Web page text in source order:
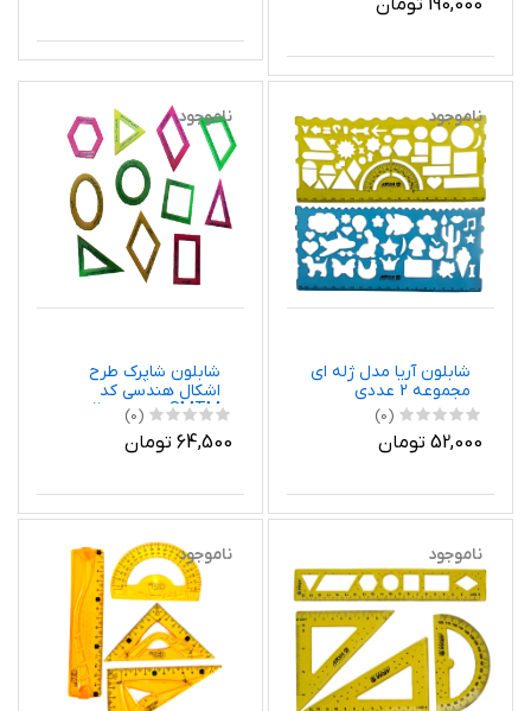
ناموجود
شابلون آریا مدل ژله ای
مجموعه 2 عددی
(0)
52,000 تومان
ناموجود
شابلون شاپرک طرح
اشکال هندسی کد
SMTM مجموعه 11
عددی
(0)
64,500 تومان
ناموجود ناموجود